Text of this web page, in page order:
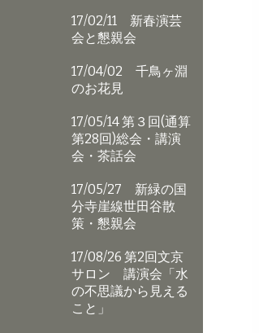
17/02/11 新春演芸
会と懇親会
17/04/02 千鳥ヶ淵
のお花見
17/05/14 第３回(通算
第28回)総会・講演
会・茶話会
17/05/27 新緑の国
分寺崖線世田谷散
策・懇親会
17/08/26 第2回文京
サロン 講演会「水
の不思議から見える
こと」